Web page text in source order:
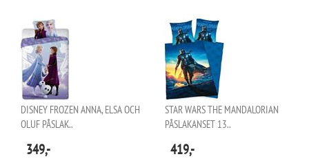
DISNEY FROZEN ANNA, ELSA OCH
OLUF PÅSLAK..
349,-
STAR WARS THE MANDALORIAN
PÅSLAKANSET 13..
419,-